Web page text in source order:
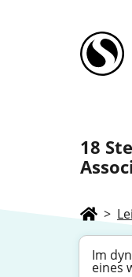
18
>
Im
eines